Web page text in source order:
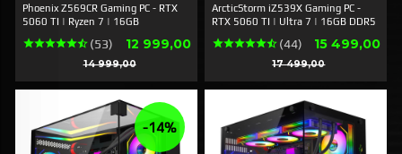
Phoenix Z569CR Gaming PC - RTX
5060 TI | Ryzen 7 | 16GB
(53) Tilbud
12 999,00
14 999,00Rabatt
ArcticStorm iZ539X Gaming PC -
RTX 5060 TI | Ultra 7 | 16GB DDR5
(44) Tilbud
15 499,00
17 499,00Rabatt
-14%